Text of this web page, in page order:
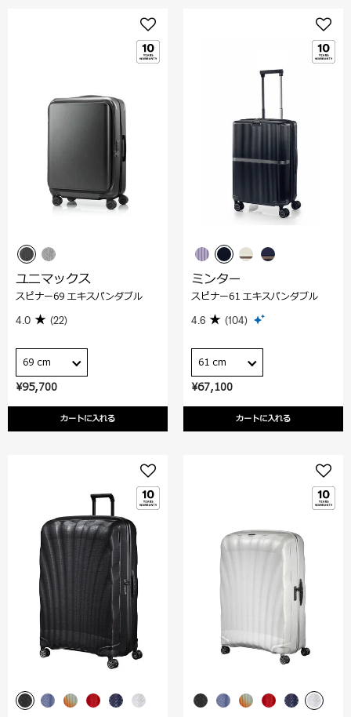
¥95,700
カートに入れる
ユニマックス
スピナー69 エキスパンダブル
4.0 (22)
69 cm
¥67,100
カートに入れる
ミンター
スピナー61 エキスパンダブル
4.6 (104)
61 cm